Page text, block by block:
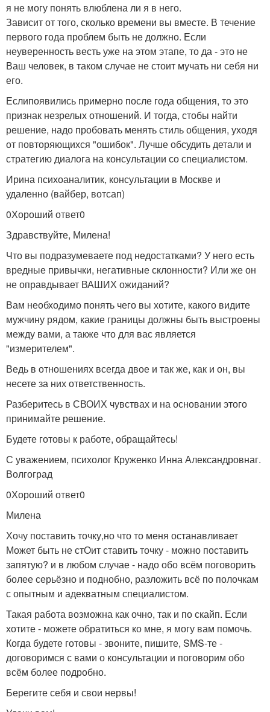
я не могу понять влюблена ли я в него.
Зависит от того, сколько времени вы вместе. В течение
первого года проблем быть не должно. Если
неуверенность весть уже на этом этапе, то да - это не
Ваш человек, в таком случае не стоит мучать ни себя ни
его.
Еслипоявились примерно после года общения, то это
признак незрелых отношений. И тогда, стобы найти
решение, надо пробовать менять стиль общения, уходя
от повторяющихся "ошибок". Лучше обсудить детали и
стратегию диалога на консультации со специалистом.
Ирина психоаналитик, консультации в Москве и
удаленно (вайбер, вотсап)
0Хороший ответ0
Здравствуйте, Милена!
Что вы подразумеваете под недостатками? У него есть
вредные привычки, негативные склонности? Или же он
не оправдывает ВАШИХ ожиданий?
Вам необходимо понять чего вы хотите, какого видите
мужчину рядом, какие границы должны быть выстроены
между вами, а также что для вас является
"измерителем".
Ведь в отношениях всегда двое и так же, как и он, вы
несете за них ответственность.
Разберитесь в СВОИХ чувствах и на основании этого
принимайте решение.
Будете готовы к работе, обращайтесь!
С уважением, психолог Круженко Инна Александровнаг.
Волгоград
0Хороший ответ0
Милена
Хочу поставить точку,но что то меня останавливает
Может быть не стОит ставить точку - можно поставить
запятую? и в любом случае - надо обо всём поговорить
более серьёзно и поднобно, разложить всё по полочкам
с опытным и адекватным специалистом.
Такая работа возможна как очно, так и по скайп. Если
хотите - можете обратиться ко мне, я могу вам помочь.
Когда будете готовы - звоните, пишите, SMS-те -
договоримся с вами о консультации и поговорим обо
всём более подробно.
Берегите себя и свои нервы!